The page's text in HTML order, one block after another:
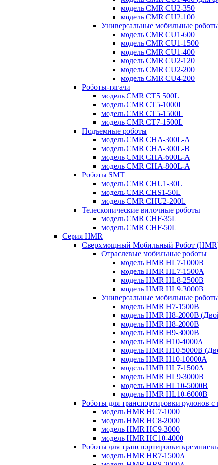
модель CMR CU2-350
модель CMR CU2-100
Универсальные мобильные
модель CMR CU1-600
модель CMR CU1-1500
модель CMR CU1-400
модель CMR CU2-120
модель CMR CU2-200
модель CMR CU4-200
Роботы-тягачи
модель CMR CT5-500L
модель CMR CT5-1000L
модель CMR CT5-1500L
модель CMR CT7-1500L
Подъемные роботы
модель CMR CHA-300L-A
модель CMR CHA-300L-B
модель CMR CHA-600L-A
модель CMR CHA-800L-A
Роботы SMT
модель CMR CHU1-30L
модель CMR CHS1-50L
модель CMR CHU2-200L
Телескопические вилочные роботы
модель CMR CHF-35L
модель CMR CHF-50L
Серия HMR
Сверхмощный Мобильный Робот (HMR)
Отраслевые мобильные роботы
модель HMR HL7-1000B
модель HMR HL7-1500A
модель HMR HL8-2500B
модель HMR HL9-3000B
Универсальные мобильные
модель HMR H7-1500B
модель HMR H8-2000B
модель HMR H8-2000B
модель HMR H9-3000B
модель HMR H10-4000A
модель HMR H10-5000B
модель HMR H10-10000A
модель HMR HL7-1500A
модель HMR HL9-3000B
модель HMR HL10-5000B
модель HMR HL10-6000B
Роботы для транспортировки рулонов
модель HMR HC7-1000
модель HMR HC8-2000
модель HMR HC9-3000
модель HMR HC10-4000
Роботы для транспортировки
модель HMR HR7-1500A